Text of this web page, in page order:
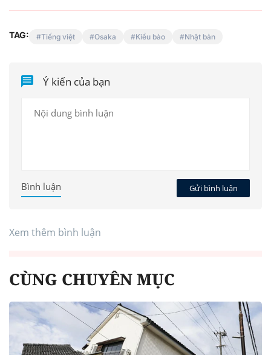
TAG: Tiếng việt Osaka Kiều bào Nhật bản
Ý kiến của bạn
Gửi bình luận
Bình luận
Xem thêm bình luận
CÙNG CHUYÊN MỤC